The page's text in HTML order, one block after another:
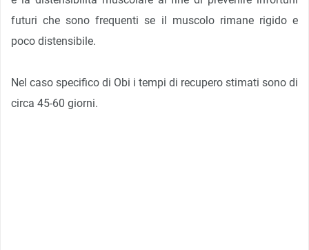
futuri che sono frequenti se il muscolo rimane rigido e
poco distensibile.
Nel caso specifico di Obi i tempi di recupero stimati sono di
circa 45-60 giorni.